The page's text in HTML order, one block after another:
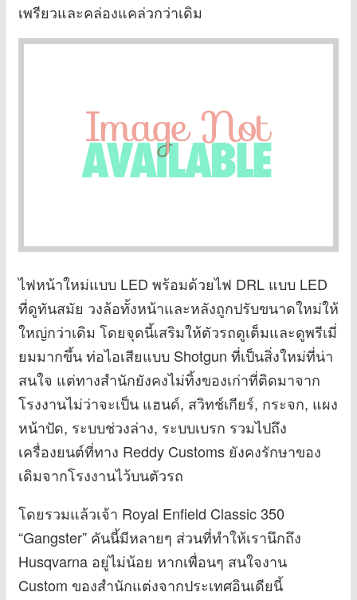
เพรียวและคล่องแคล่วกว่าเดิม
ไฟหน้าใหม่แบบ LED พร้อมด้วยไฟ DRL แบบ LED
ที่ดูทันสมัย วงล้อทั้งหน้าและหลังถูกปรับขนาดใหม่ให้
ใหญ่กว่าเดิม โดยจุดนี้เสริมให้ตัวรถดูเต็มและดูพรีเมี่
ยมมากขึ้น ท่อไอเสียแบบ Shotgun ที่เป็นสิ่งใหม่ที่น่า
สนใจ แต่ทางสำนักยังคงไม่ทิ้งของเก่าที่ติดมาจาก
โรงงานไม่ว่าจะเป็น แฮนด์, สวิทช์เกียร์, กระจก, แผง
หน้าปัด, ระบบช่วงล่าง, ระบบเบรก รวมไปถึง
เครื่องยนต์ที่ทาง Reddy Customs ยังคงรักษาของ
เดิมจากโรงงานไว้บนตัวรถ
โดยรวมแล้วเจ้า Royal Enfield Classic 350
“Gangster” คันนี้มีหลายๆ ส่วนที่ทำให้เรานึกถึง
Husqvarna อยู่ไม่น้อย หากเพื่อนๆ สนใจงาน
Custom ของสำนักแต่งจากประเทศอินเดียนี้